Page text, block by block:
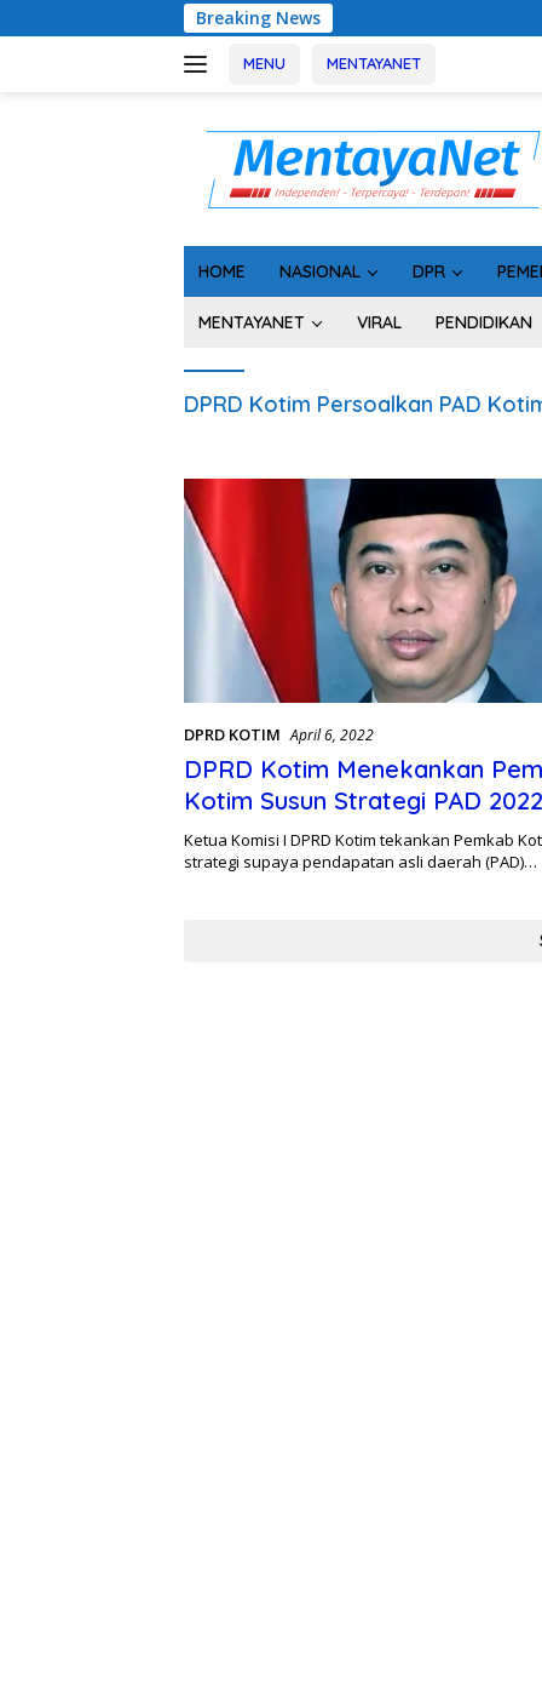
ke
Breaking News
MENU MENTAYANET
HOME NASIONAL DPR
MENTAYANET VIRAL PENDIDIKAN
DPRD Kotim Persoalkan PAD
DPRD KOTIM April 6, 2022
DPRD Kotim Menekankan
Kotim Susun Strategi PAD 2022
Ketua Komisi I DPRD Kotim tekankan Pemkab
strategi supaya pendapatan asli daerah (PAD)…